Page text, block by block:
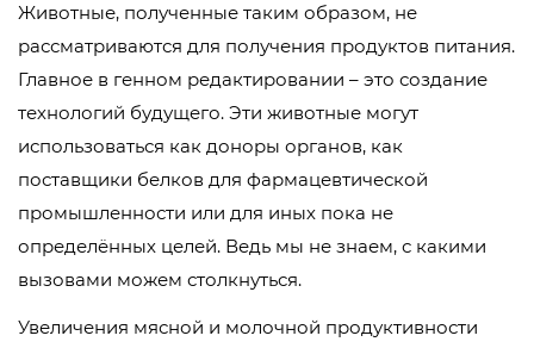
Животные, полученные таким образом, не
рассматриваются для получения продуктов питания.
Главное в генном редактировании – это создание
технологий будущего. Эти животные могут
использоваться как доноры органов, как
поставщики белков для фармацевтической
промышленности или для иных пока не
определённых целей. Ведь мы не знаем, с какими
вызовами можем столкнуться.
Увеличения мясной и молочной продуктивности